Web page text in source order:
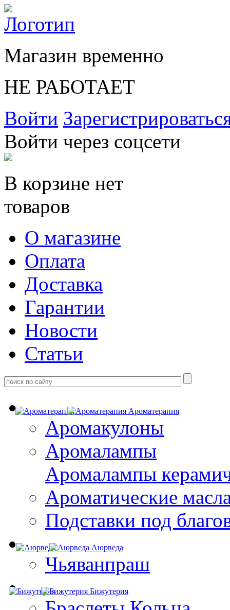
Магазин временно
НЕ РАБОТАЕТ
Войти
Войти через соцсети
В корзине нет
товаров
О магазине
Оплата
Доставка
Гарантии
Новости
Статьи
Ароматерапия
Аромакулоны
Аромалампы
Aромалампы
Ароматические
Подставки под
Аюрведа
Чьяванпраш
Бижутерия